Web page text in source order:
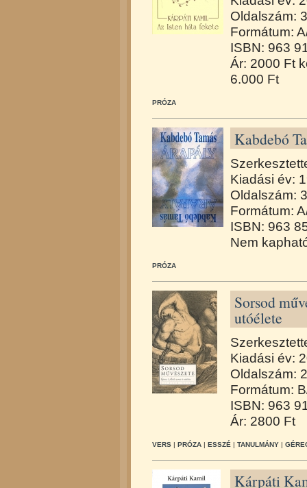
Oldalszám:
Formátum:
ISBN: 963
Ár: 2000 Ft
6.000 Ft
PRÓZA
Kabdebó
Kiadási év:
Oldalszám:
Formátum:
ISBN: 963
Nem
PRÓZA
Sorsod
utóélete
Kiadási év:
Oldalszám:
Formátum:
ISBN: 963
Ár: 2800 Ft
VERS | PRÓZA | ESSZÉ | TANULMÁNY |
Kárpáti